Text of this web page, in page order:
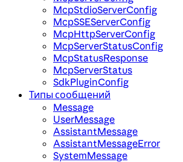
McpStdioServerConfig
McpSSEServerConfig
McpHttpServerConfig
McpServerStatusConfig
McpStatusResponse
McpServerStatus
SdkPluginConfig
Типы сообщений
Message
UserMessage
AssistantMessage
AssistantMessageError
SystemMessage